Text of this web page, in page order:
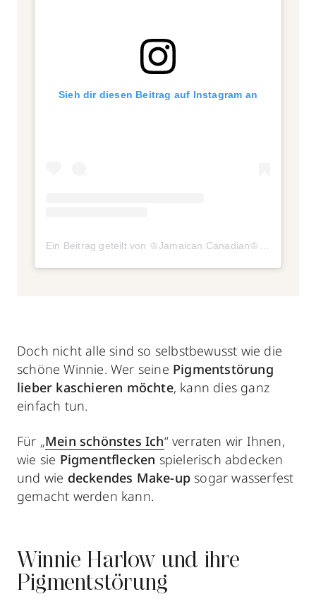
Sieh dir diesen Beitrag auf Instagram an
Doch nicht alle sind so selbstbewusst wie die
schöne Winnie. Wer seine Pigmentstörung
lieber kaschieren möchte, kann dies ganz
einfach tun.
Für „Mein schönstes Ich“ verraten wir Ihnen,
wie sie Pigmentflecken spielerisch abdecken
und wie deckendes Make-up sogar wasserfest
gemacht werden kann.
Winnie Harlow und ihre
Pigmentstörung